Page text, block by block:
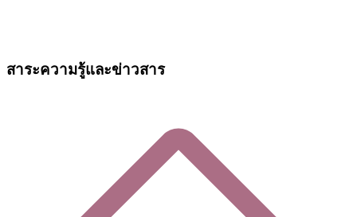
สาระความรู้และข่าวสาร